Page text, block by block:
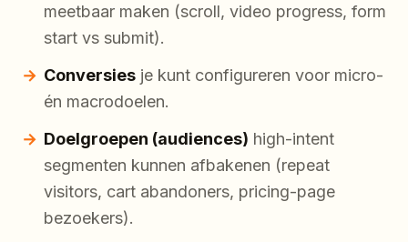
meetbaar maken (scroll, video progress, form
start vs submit).
Conversies je kunt configureren voor micro-
én macrodoelen.
Doelgroepen (audiences) high-intent
segmenten kunnen afbakenen (repeat
visitors, cart abandoners, pricing-page
bezoekers).